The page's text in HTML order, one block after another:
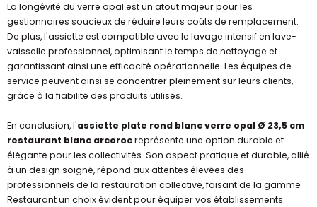
La longévité du verre opal est un atout majeur pour les
gestionnaires soucieux de réduire leurs coûts de remplacement.
De plus, l'assiette est compatible avec le lavage intensif en lave-
vaisselle professionnel, optimisant le temps de nettoyage et
garantissant ainsi une efficacité opérationnelle. Les équipes de
service peuvent ainsi se concentrer pleinement sur leurs clients,
grâce à la fiabilité des produits utilisés.
En conclusion, l'assiette plate rond blanc verre opal Ø 23,5 cm
restaurant blanc arcorocreprésente une option durable et
élégante pour les collectivités. Son aspect pratique et durable, allié
à un design soigné, répond aux attentes élevées des
professionnels de la restauration collective, faisant de la gamme
Restaurant un choix évident pour équiper vos établissements.